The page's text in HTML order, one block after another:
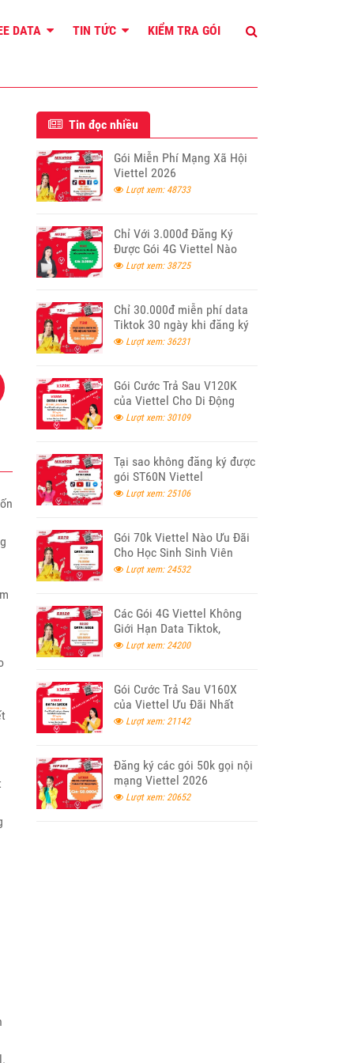
DATA TIN TỨC KIỂM TRA GÓI
Tin đọc nhiều
Gói Miễn Phí Mạng Xã Hội
Viettel 2026
Lượt xem: 48733
Chỉ Với 3.000đ Đăng Ký
Được Gói 4G Viettel Nào
Lượt xem: 38725
Chỉ 30.000đ miễn phí data
Tiktok 30 ngày khi đăng ký
T30 Viettel
Lượt xem: 36231
Gói Cước Trả Sau V120K
của Viettel Cho Di Động
Lượt xem: 30109
Tại sao không đăng ký được
gói ST60N Viettel
Lượt xem: 25106
Gói 70k Viettel Nào Ưu Đãi
Cho Học Sinh Sinh Viên
2026Lượt xem: 24532
Các Gói 4G Viettel Không
Giới Hạn Data Tiktok,
Youtube, Facebook 2026
Lượt xem: 24200
Gói Cước Trả Sau V160X
của Viettel Ưu Đãi Nhất
Lượt xem: 21142
Đăng ký các gói 50k gọi nội
mạng Viettel 2026
Lượt xem: 20652